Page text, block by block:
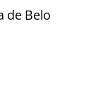
de Belo